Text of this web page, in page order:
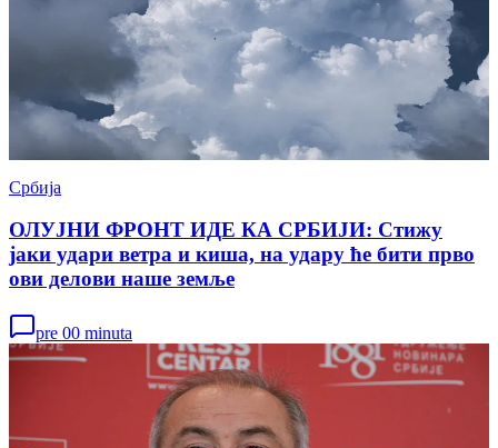
Србија
ОЛУЈНИ ФРОНТ ИДЕ КА СРБИЈИ: Стижу
јаки удари ветра и киша, на удару ће бити прво
ови делови наше земље
pre 00 minuta